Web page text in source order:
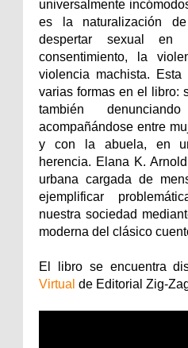
universalmente
es la naturalización
despertar sexual en
consentimiento, la
violencia machista.
varias formas en el libro:
también
acompañándose entre
y con la abuela, en
herencia. Elana K.
urbana cargada de
ejemplificar
nuestra sociedad
moderna del clásico
El libro se encuentra
Virtual de Editorial Zig-